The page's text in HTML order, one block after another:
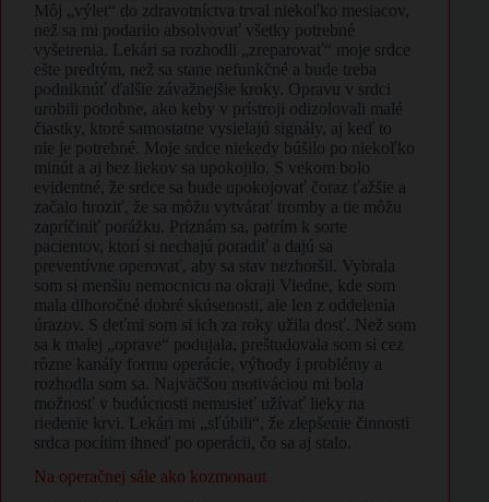
Môj „výlet“ do zdravotníctva trval niekoľko mesiacov,
než sa mi podarilo absolvovať všetky potrebné
vyšetrenia. Lekári sa rozhodli „zreparovať“ moje srdce
ešte predtým, než sa stane nefunkčné a bude treba
podniknúť ďalšie závažnejšie kroky. Opravu v srdci
urobili podobne, ako keby v prístroji odizolovali malé
čiastky, ktoré samostatne vysielajú signály, aj keď to
nie je potrebné. Moje srdce niekedy búšilo po niekoľko
minút a aj bez liekov sa upokojilo. S vekom bolo
evidentné, že srdce sa bude upokojovať čoraz ťažšie a
začalo hroziť, že sa môžu vytvárať tromby a tie môžu
zapríčiniť porážku. Priznám sa, patrím k sorte
pacientov, ktorí si nechajú poradiť a dajú sa
preventívne operovať, aby sa stav nezhoršil. Vybrala
som si menšiu nemocnicu na okraji Viedne, kde som
mala dlhoročné dobré skúsenosti, ale len z oddelenia
úrazov. S deťmi som si ich za roky užila dosť. Než som
sa k malej „oprave“ podujala, preštudovala som si cez
rôzne kanály formu operácie, výhody i problémy a
rozhodla som sa. Najväčšou motiváciou mi bola
možnosť v budúcnosti nemusieť užívať lieky na
riedenie krvi. Lekári mi „sľúbili“, že zlepšenie činnosti
srdca pocítim ihneď po operácii, čo sa aj stalo.
Na operačnej sále ako kozmonaut